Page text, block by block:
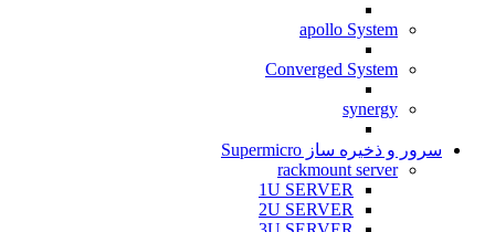
apollo System
Converged System
synergy
سرور و ذخیره ساز Supermicro
rackmount server
1U SERVER
2U SERVER